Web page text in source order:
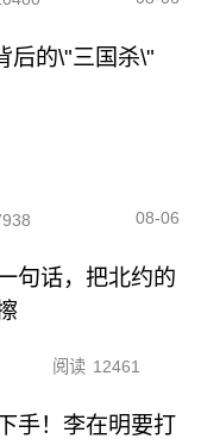
后的\"三国杀\"
08-06
句话，把北约的
阅读 12461
手！李在明要打